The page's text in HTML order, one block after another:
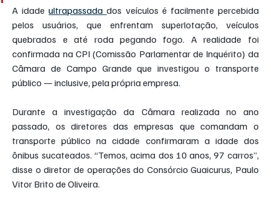
A idade ultrapassada dos veículos é facilmente percebida
pelos usuários, que enfrentam superlotação, veículos
quebrados e até roda pegando fogo. A realidade foi
confirmada na CPI (Comissão Parlamentar de Inquérito) da
Câmara de Campo Grande que investigou o transporte
público — inclusive, pela própria empresa.
Durante a investigação da Câmara realizada no ano
passado, os diretores das empresas que comandam o
transporte público na cidade confirmaram a idade dos
ônibus sucateados. “Temos, acima dos 10 anos, 97 carros”,
disse o diretor de operações do Consórcio Guaicurus, Paulo
Vitor Brito de Oliveira.